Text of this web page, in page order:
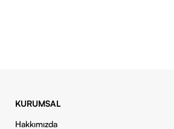
KURUMSAL
Hakkımızda